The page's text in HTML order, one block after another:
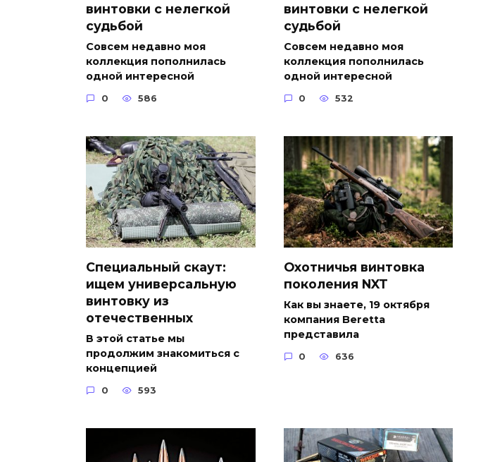
винтовки с нелегкой
судьбой
Совсем недавно моя
коллекция пополнилась
одной интересной
0 586
винтовки с нелегкой
судьбой
Совсем недавно моя
коллекция пополнилась
одной интересной
0 532
Специальный скаут:
ищем универсальную
винтовку из
отечественных
В этой статье мы
продолжим знакомиться с
концепцией
0 593
Охотничья винтовка
поколения NXT
Как вы знаете, 19 октября
компания Beretta
представила
0 636